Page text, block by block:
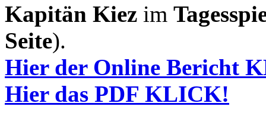
Kapitän Kiez im
Seite).
Hier der Online Bericht
Hier das PDF KLICK!